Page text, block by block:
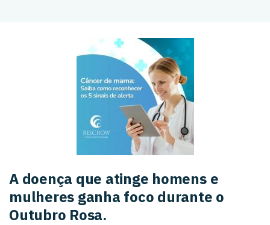
A doença que atinge homens e
mulheres ganha foco durante o
Outubro Rosa.